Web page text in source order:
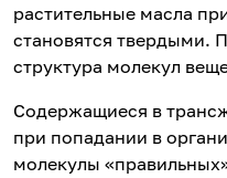
растительные масла
становятся твердыми.
структура молекул
Содержащиеся в
при попадании в
молекулы